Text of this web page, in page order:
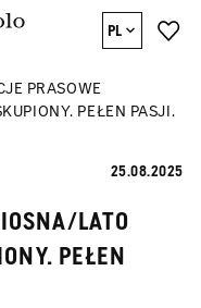
PL
PRASOWE
PEŁEN PASJI.
25.08.2025
LATO
PEŁEN